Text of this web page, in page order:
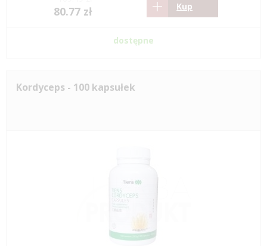
80.77 zł Kup
dostępne
Kordyceps - 100 kapsułek